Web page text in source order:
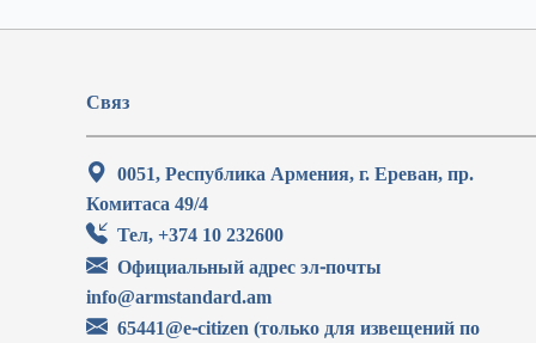
Связ
0051, Республика Армения, г. Ереван, пр.
Комитаса 49/4
Тел, +374 10 232600
Официальный адрес эл-почты
info@armstandard.am
65441@e-citizen (только для извещений по